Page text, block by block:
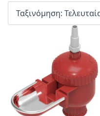
8kg
12lt 26x51
8lt 26x43cm
Large 29x79x32
Medium 24x64x26